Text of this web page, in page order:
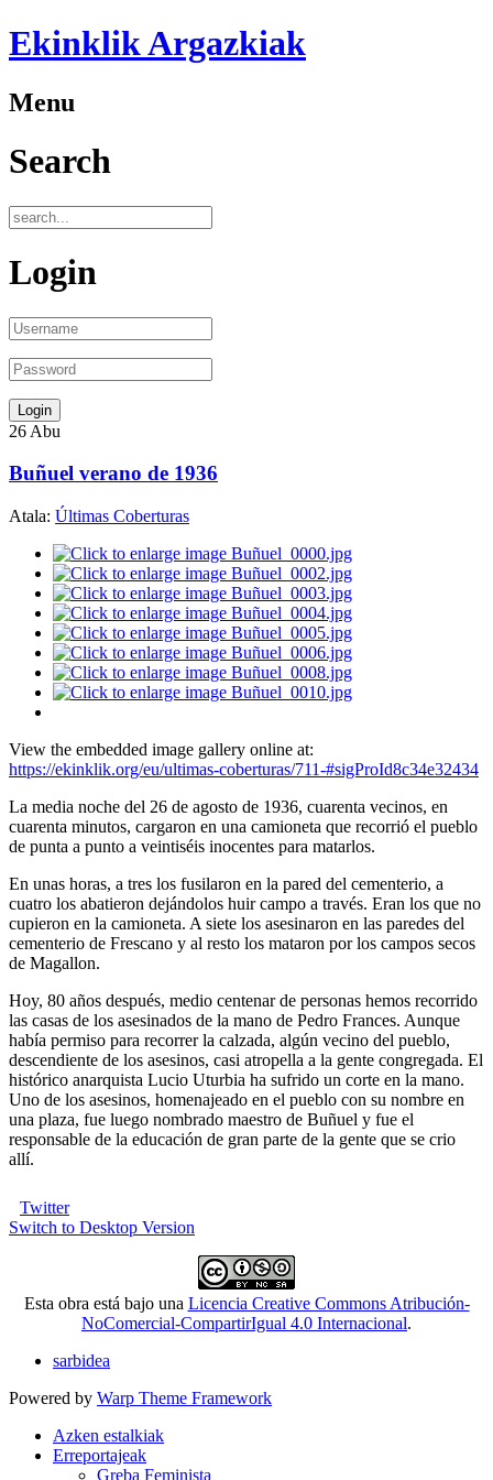
Ekinklik Argazkiak
Menu
Search
Login
26 Abu
Buñuel verano de 1936
Atala: Últimas Coberturas
View the embedded image gallery online at:
https://ekinklik.org/eu/ultimas-coberturas/711-#sigProId8c34e32434
La media noche del 26 de agosto de 1936, cuarenta vecinos, en
cuarenta minutos, cargaron en una camioneta que recorrió el pueblo
de punta a punto a veintiséis inocentes para matarlos.
En unas horas, a tres los fusilaron en la pared del cementerio, a
cuatro los abatieron dejándolos huir campo a través. Eran los que no
cupieron en la camioneta. A siete los asesinaron en las paredes del
cementerio de Frescano y al resto los mataron por los campos secos
de Magallon.
Hoy, 80 años después, medio centenar de personas hemos recorrido
las casas de los asesinados de la mano de Pedro Frances. Aunque
había permiso para recorrer la calzada, algún vecino del pueblo,
descendiente de los asesinos, casi atropella a la gente congregada. El
histórico anarquista Lucio Uturbia ha sufrido un corte en la mano.
Uno de los asesinos, homenajeado en el pueblo con su nombre en
una plaza, fue luego nombrado maestro de Buñuel y fue el
responsable de la educación de gran parte de la gente que se crio
allí.
Twitter
Switch to Desktop Version
Esta obra está bajo una Licencia Creative Commons Atribución-
NoComercial-CompartirIgual 4.0 Internacional.
sarbidea
Powered by Warp Theme Framework
Azken estalkiak
Erreportajeak
Greba Feminista